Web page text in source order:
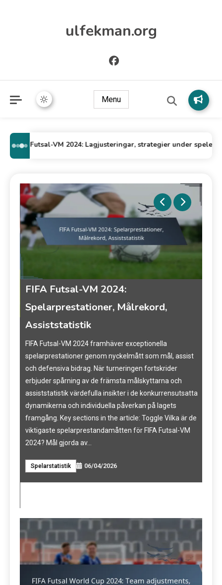
ulfekman.org
Menu
Futsal-VM 2024: Lagjusteringar, strategier under spelet,
FIFA Futsal-VM 2024:
Spelarprestationer, Målrekord,
Assiststatistik
FIFA Futsal-VM 2024 framhäver exceptionella
spelarprestationer genom nyckelmått som mål, assist
och defensiva bidrag. När turneringen fortskrider
erbjuder spårning av de främsta målskyttarna och
assiststatistik värdefulla insikter i de konkurrensutsatta
dynamikerna och individuella påverkan på lagets
framgång. Key sections in the article: Toggle Vilka är de
viktigaste spelarprestandamåtten för FIFA Futsal-VM
2024? Mål gjorda av…
Spelarstatistik 06/04/2026